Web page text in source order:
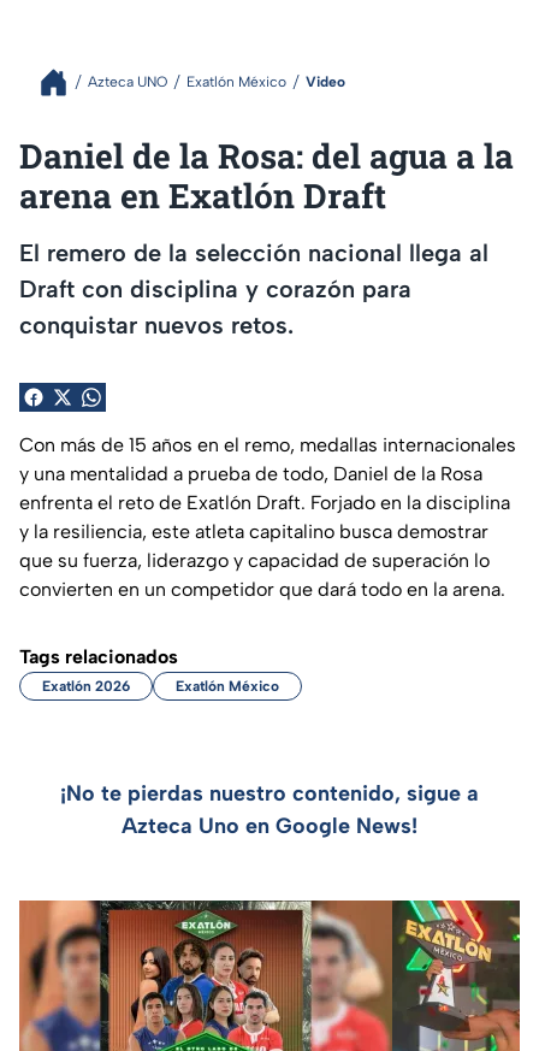
Azteca UNO Exatlón México Video
Daniel de la Rosa: del agua a la
arena en Exatlón Draft
El remero de la selección nacional llega al
Draft con disciplina y corazón para
conquistar nuevos retos.
Con más de 15 años en el remo, medallas internacionales
y una mentalidad a prueba de todo, Daniel de la Rosa
enfrenta el reto de Exatlón Draft. Forjado en la disciplina
y la resiliencia, este atleta capitalino busca demostrar
que su fuerza, liderazgo y capacidad de superación lo
convierten en un competidor que dará todo en la arena.
Tags relacionados
Exatlón 2026 Exatlón México
¡No te pierdas nuestro contenido, sigue a
Azteca Uno en Google News!